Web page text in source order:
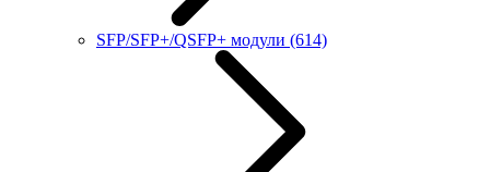
SFP/SFP+/QSFP+ модули (614)